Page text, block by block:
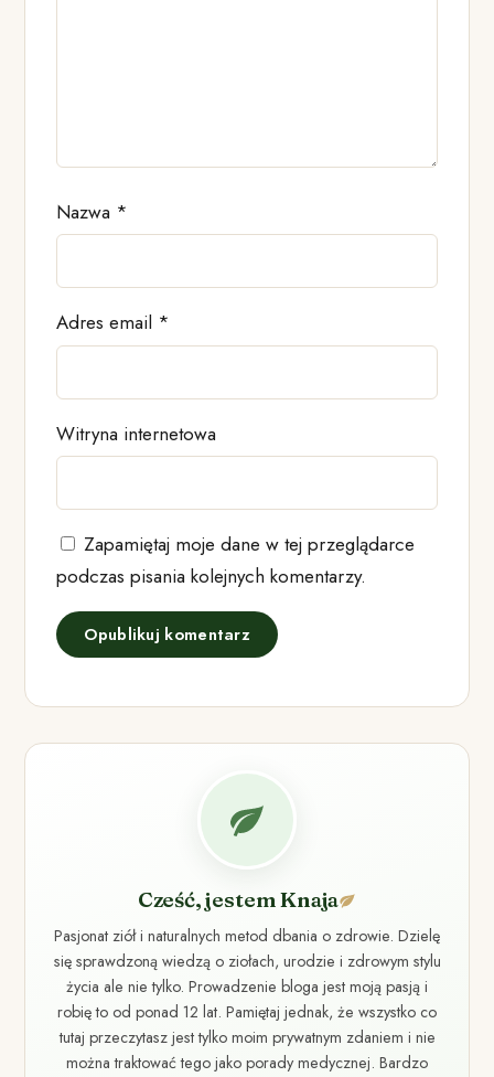
Nazwa *
Adres email *
Witryna internetowa
Zapamiętaj moje dane w tej przeglądarce
podczas pisania kolejnych komentarzy.
Cześć, jestem Knaja
Pasjonat ziół i naturalnych metod dbania o zdrowie. Dzielę
się sprawdzoną wiedzą o ziołach, urodzie i zdrowym stylu
życia ale nie tylko. Prowadzenie bloga jest moją pasją i
robię to od ponad 12 lat. Pamiętaj jednak, że wszystko co
tutaj przeczytasz jest tylko moim prywatnym zdaniem i nie
można traktować tego jako porady medycznej. Bardzo